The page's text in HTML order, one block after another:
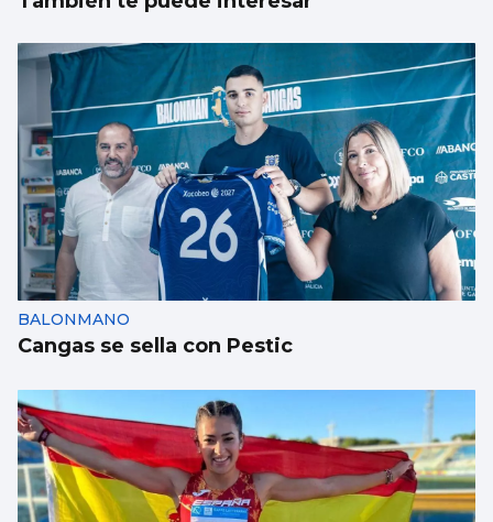
BALONMANO
Cangas se sella con Pestic